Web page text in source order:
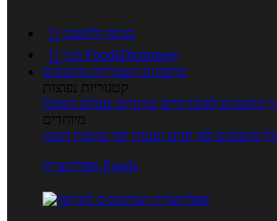
 כניסה לחשבון

מנוי FoodsDictionary
מתכונים קטגוריות מתכונים
קטגוריות נפוצות
מתכונים לסוכרתיים טרנדים בעולם האוכל
מיוחדים
מתכונים לפי חגים ועונות לפי שיטות הכנה
אפליקציית Foods